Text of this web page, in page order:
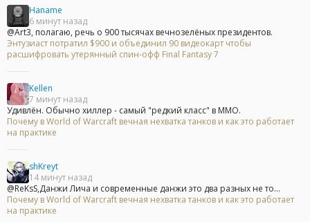
Haname
6 минут назад
@Art3, полагаю, речь о 900 тысячах вечнозелёных президентов.
Энтузиаст потратил $900 и объединил 90 видеокарт чтобы
расшифровать утерянный спин-офф Final Fantasy 7
Kellen
7 минут назад
Удивлён. Обычно хиллер - самый "редкий класс" в ММО.
Почему в World of Warcraft вечная нехватка танков и как это работает
на практике
shKreyt
14 минут назад
@ReKsS,Данжи Лича и современные данжи это два разных не то...
Почему в World of Warcraft вечная нехватка танков и как это работает
на практике